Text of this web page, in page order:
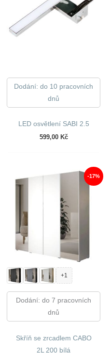
Dodání: do 10 pracovních
dnů
LED osvětlení SABI 2.5
599,00 Kč
-17%
+1
Dodání: do 7 pracovních
dnů
Skříň se zrcadlem CABO
2L 200 bílá